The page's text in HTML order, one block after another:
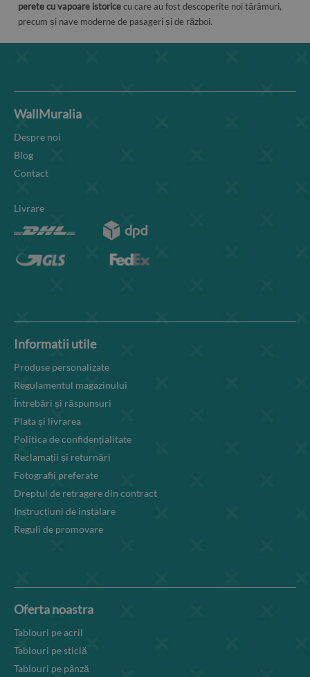
perete cu vapoare istoricecu care au fost descoperite noi tărâmuri,
precum și nave moderne de pasageri și de război.
WallMuralia
Despre noi
Blog
Contact
Livrare
Informatii utile
Produse personalizate
Regulamentul magazinului
Întrebări și răspunsuri
Plata și livrarea
Politica de confidențialitate
Reclamații și returnări
Fotografii preferate
Dreptul de retragere din contract
Instrucțiuni de instalare
Reguli de promovare
Oferta noastra
Tablouri pe acril
Tablouri pe sticlă
Tablouri pe pânză